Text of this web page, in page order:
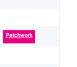
Patchwork